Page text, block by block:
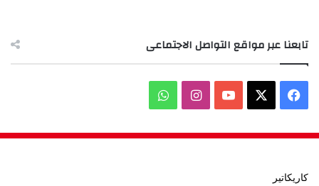
تابعنا عبر مواقع التواصل الاجتماعى
فيسبوك ‫YouTubeانستقرامواتساب
كاريكاتير